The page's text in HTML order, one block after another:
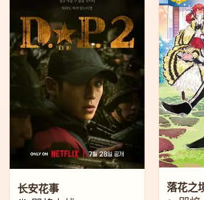
长安花事 落花之